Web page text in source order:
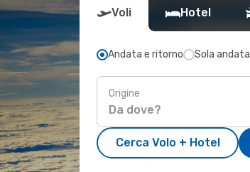
Voli Hotel
Andata e ritorno Sola andata
Origine
Cerca Volo + Hotel